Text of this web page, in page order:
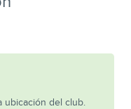
ubicación del club.